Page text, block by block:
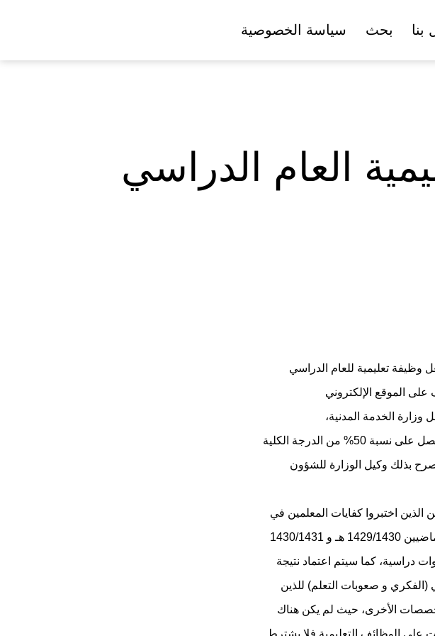
بنا بحث سياسة الخصوصية
العام الدراسي
وظيفة تعليمية للعام الدراسي
على الموقع الإلكتروني
على أن يكون المتقدم للوظيفة التعليمية من الرجال قد حصل على نسبة 50% من الدرجة الكلية
بذلك وكيل الوزارة للشؤون
الذين اختبروا كفايات المعلمين في
مركز قياس في أي من اختبارات المركز خلال العامين الماضيين 1429/1430 هـ و 1430/1431
دراسية، كما سيتم اعتماد نتيجة
و صعوبات التعلم) للذين
الأخرى، حيث لم يكن هناك